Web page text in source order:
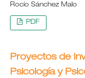
Rocío Sánchez Malo
PDF
Proyectos de
Psicología y